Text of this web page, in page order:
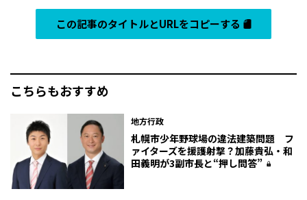
この記事のタイトルとURLをコピーする
こちらもおすすめ
地方行政
札幌市少年野球場の違法建築問題 フ
ァイターズを援護射撃？加藤貴弘・和
田義明が3副市長と“押し問答”